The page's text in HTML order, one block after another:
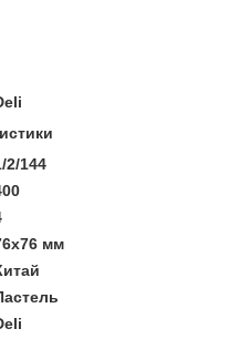
2/144
мм